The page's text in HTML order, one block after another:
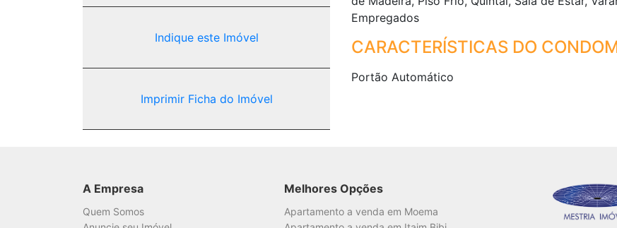
Indique este Imóvel
Imprimir Ficha do Imóvel
Empregados
CARACTERÍSTICAS DO
Portão Automático
A Empresa
Quem Somos
Melhores Opções
Apartamento a venda em Moema